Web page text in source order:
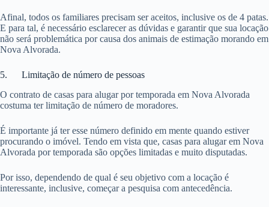
Afinal, todos os familiares precisam ser aceitos, inclusive os de 4 patas.
E para tal, é necessário esclarecer as dúvidas e garantir que sua locação
não será problemática por causa dos animais de estimação morando em
Nova Alvorada.
5. Limitação de número de pessoas
O contrato de casas para alugar por temporada em Nova Alvorada
costuma ter limitação de número de moradores.
É importante já ter esse número definido em mente quando estiver
procurando o imóvel. Tendo em vista que, casas para alugar em Nova
Alvorada por temporada são opções limitadas e muito disputadas.
Por isso, dependendo de qual é seu objetivo com a locação é
interessante, inclusive, começar a pesquisa com antecedência.